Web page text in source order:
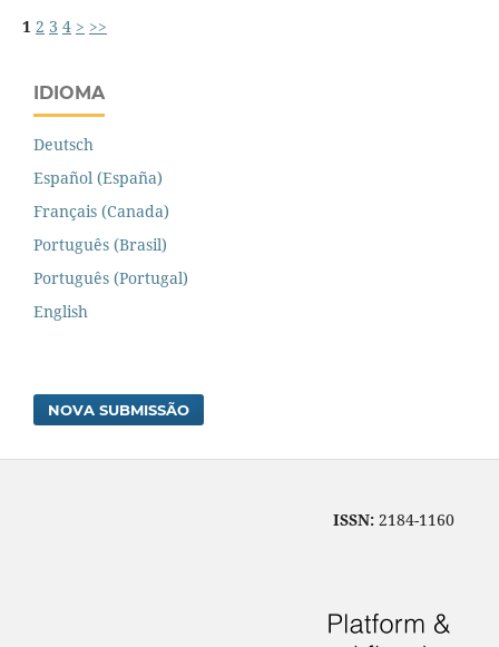
1 2 3 4 > >>
IDIOMA
Deutsch
Español (España)
Français (Canada)
Português (Brasil)
Português (Portugal)
English
NOVA SUBMISSÃO
ISSN: 2184-1160